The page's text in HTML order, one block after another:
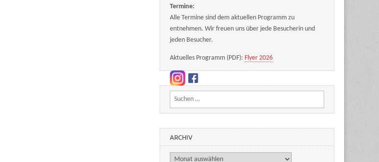
Termine:
Alle Termine sind dem aktuellen Programm zu
entnehmen. Wir freuen uns über jede Besucherin und
jeden Besucher.
Aktuelles Programm (PDF):Flyer 2026
Suchen nach:
ARCHIV
Archiv